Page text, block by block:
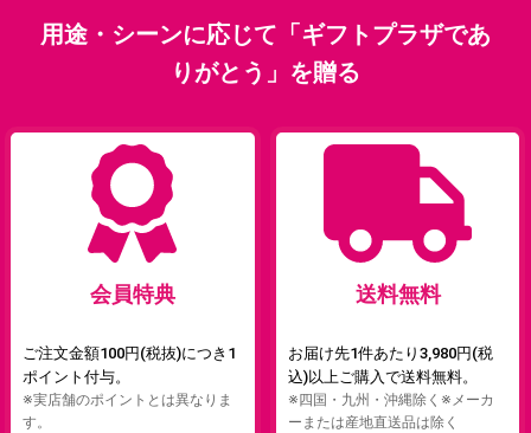
用途・シーンに応じて「ギフトプラザであ
りがとう」を贈る
会員特典
ご注文金額100円(税抜)につき1
ポイント付与。
※実店舗のポイントとは異なりま
す。
送料無料
お届け先1件あたり3,980円(税
込)以上ご購入で送料無料。
※四国・九州・沖縄除く※メーカ
ーまたは産地直送品は除く